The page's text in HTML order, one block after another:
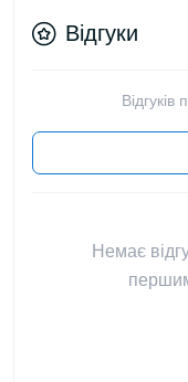
Відгуки
Немає